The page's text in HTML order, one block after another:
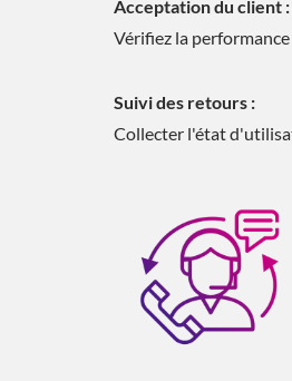
Acceptation du client :
Vérifiez la
Suivi des retours :
Collecter l'état